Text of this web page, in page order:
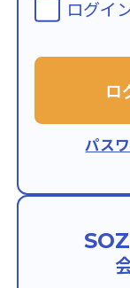
ログイ
ロ
パス